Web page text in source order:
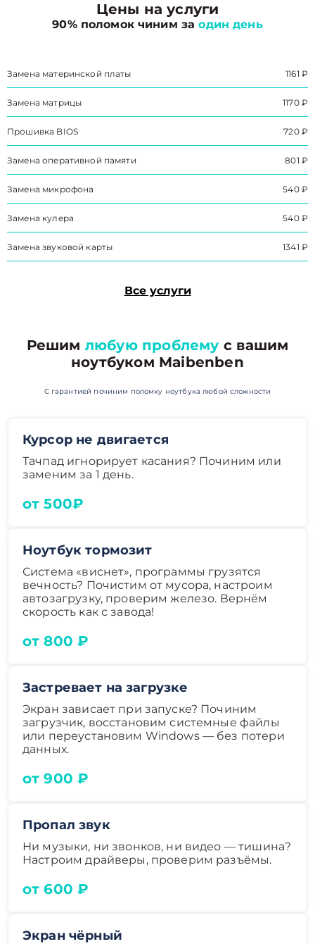
Цены на услуги
90% поломок чиним заодин день
Замена материнской платы 1161 ₽
Замена матрицы 1170 ₽
Прошивка BIOS 720 ₽
Замена оперативной памяти 801 ₽
Замена микрофона 540 ₽
Замена кулера 540 ₽
Замена звуковой карты 1341 ₽
Все услуги
Решим любую проблему с вашим
ноутбуком Maibenben
С гарантией починим поломку ноутбука любой сложности
Курсор не двигается
Тачпад игнорирует касания? Починим или
заменим за 1 день.
от 500₽
Ноутбук тормозит
Система «виснет», программы грузятся
вечность? Почистим от мусора, настроим
автозагрузку, проверим железо. Вернём
скорость как с завода!
от 800 ₽
Застревает на загрузке
Экран зависает при запуске? Починим
загрузчик, восстановим системные файлы
или переустановим Windows — без потери
данных.
от 900 ₽
Пропал звук
Ни музыки, ни звонков, ни видео — тишина?
Настроим драйверы, проверим разъёмы.
от 600 ₽
Экран чёрный